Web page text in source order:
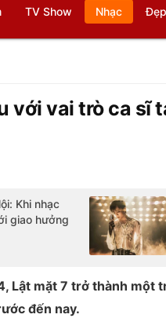
TV Show Nhạc Đẹp
với vai trò ca sĩ
Khi nhạc
giao hưởng
Lật mặt 7 trở thành một
đến nay.